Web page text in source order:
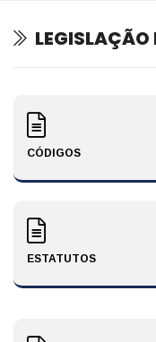
CÓDIGOS
ESTATUTOS